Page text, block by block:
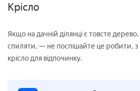
Крісло
Якщо на дачній ділянці є товсте
спиляти, — не поспішайте це робити, з
крісло для відпочинку.